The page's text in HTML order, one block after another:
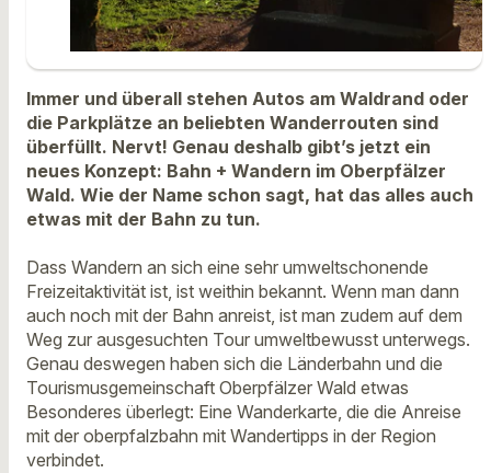
Immer und überall stehen Autos am Waldrand oder
die Parkplätze an beliebten Wanderrouten sind
überfüllt. Nervt! Genau deshalb gibt’s jetzt ein
neues Konzept: Bahn + Wandern im Oberpfälzer
Wald. Wie der Name schon sagt, hat das alles auch
etwas mit der Bahn zu tun.
Dass Wandern an sich eine sehr umweltschonende
Freizeitaktivität ist, ist weithin bekannt. Wenn man dann
auch noch mit der Bahn anreist, ist man zudem auf dem
Weg zur ausgesuchten Tour umweltbewusst unterwegs.
Genau deswegen haben sich die Länderbahn und die
Tourismusgemeinschaft Oberpfälzer Wald etwas
Besonderes überlegt: Eine Wanderkarte, die die Anreise
mit der oberpfalzbahn mit Wandertipps in der Region
verbindet.